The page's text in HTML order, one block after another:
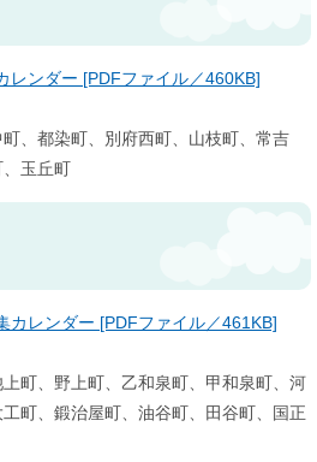
レンダー [PDFファイル／460KB]
、都染町、別府西町、山枝町、常吉
玉丘町
カレンダー [PDFファイル／461KB]
町、野上町、乙和泉町、甲和泉町、河
町、鍛治屋町、油谷町、田谷町、国正